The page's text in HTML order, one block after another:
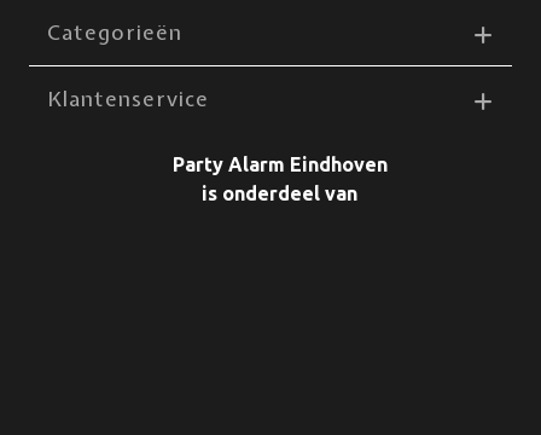
Categorieën
Klantenservice
Party Alarm Eindhoven
is onderdeel van